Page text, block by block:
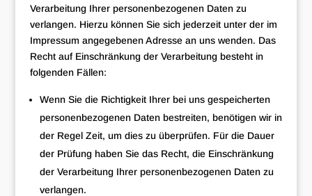
Verarbeitung Ihrer personenbezogenen Daten zu
verlangen. Hierzu können Sie sich jederzeit unter der im
Impressum angegebenen Adresse an uns wenden. Das
Recht auf Einschränkung der Verarbeitung besteht in
folgenden Fällen:
Wenn Sie die Richtigkeit Ihrer bei uns gespeicherten
personenbezogenen Daten bestreiten, benötigen wir in
der Regel Zeit, um dies zu überprüfen. Für die Dauer
der Prüfung haben Sie das Recht, die Einschränkung
der Verarbeitung Ihrer personenbezogenen Daten zu
verlangen.